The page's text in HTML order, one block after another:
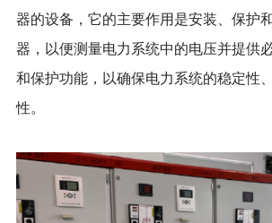
器的设备，它的主要作用是安装、保护
器，以便测量电力系统中的电压并提供
和保护功能，以确保电力系统的稳定性
性。